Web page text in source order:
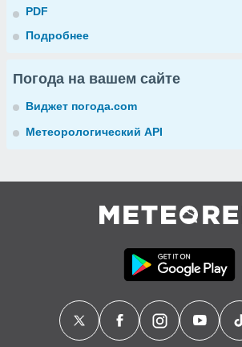
PDF
Подробнее
Погода на вашем сайте
Виджет погода.com
Метеорологический API